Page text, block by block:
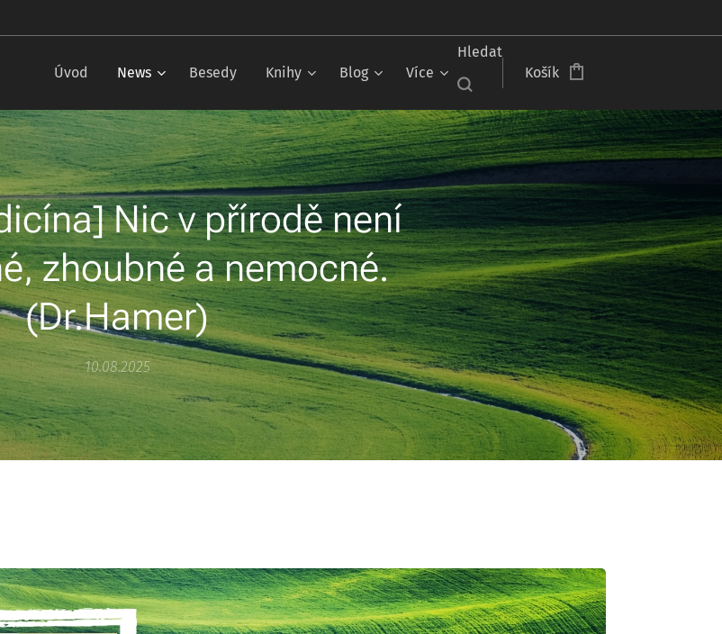
Úvod News Besedy Knihy Blog Více
Hledat
Košík
Nic v přírodě není
zhoubné a nemocné.
(Dr.Hamer)
10.08.2025